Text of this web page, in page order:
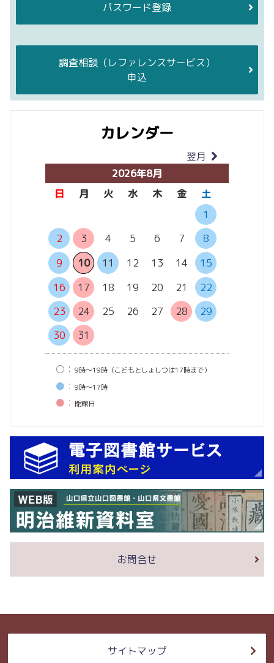
パスワード登録
調査相談 （レファレンスサービス）
申込
カレンダー
翌月
2026年8月
日
月 火 水 木 金
土
1
2
3 4 5 6 7
8
9
10 11 12 13 14
15
16
17 18 19 20 21
22
23
24 25 26 27 28
29
30
31
○： 9時〜19時（こどもとしょしつは17時まで）
●： 9時〜17時
●： 閉館⽇
お問合せ
サイトマップ